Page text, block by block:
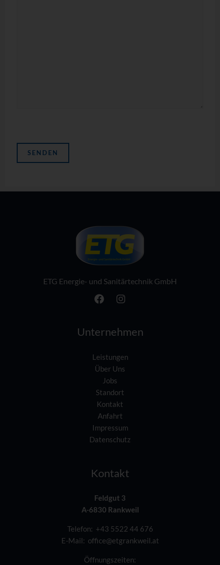
ETG Energie- und Sanitärtechnik GmbH
Unternehmen
Leistungen
Über Uns
Jobs
Standort
Kontakt
Anfahrt
Impressum
Datenschutz
Kontakt
Feldgut 3
A-6830 Rankweil
Telefon: +43 5522 44 676
E-Mail: office@etgrankweil.at
Öffnungszeiten: